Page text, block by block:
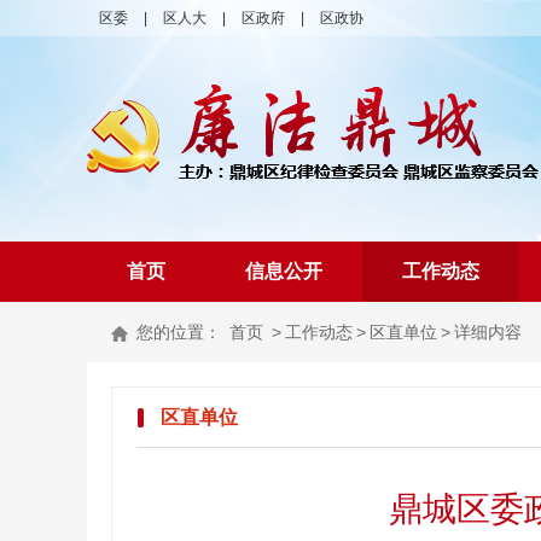
区委 区人大 区政府 区政协
首页 信息公开 工作动态
您的位置： 首页 > 工作动态> 区直单位 >详细内容
区直单位
鼎城区委